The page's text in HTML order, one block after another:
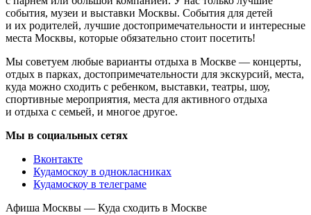
события, музеи и выставки Москвы. События для детей
и их родителей, лучшие достопримечательности и интересные
места Москвы, которые обязательно стоит посетить!
Мы советуем любые варианты отдыха в Москве — концерты,
отдых в парках, достопримечательности для экскурсий, места,
куда можно сходить с ребенком, выставки, театры, шоу,
спортивные мероприятия, места для активного отдыха
и отдыха с семьей, и многое другое.
Мы в социальных сетях
Вконтакте
Кудамоскоу в однокласниках
Кудамоскоу в телеграме
Афиша Москвы — Куда сходить в Москве